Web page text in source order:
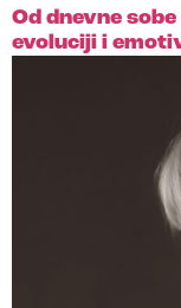
Od dnevne
evoluciji i